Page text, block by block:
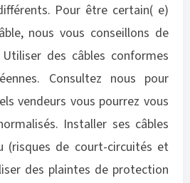
Pour être certain( e)
nous vous conseillons de
des câbles conformes
Consultez nous pour
vendeurs vous pourrez vous
Installer ses câbles
(risques de court-circuités et
des plaintes de protection